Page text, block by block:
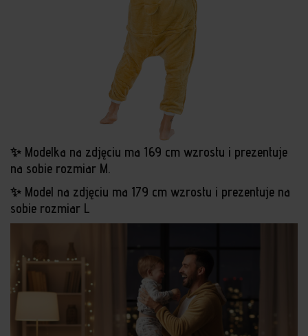
✨ Modelka na zdjęciu ma 169 cm wzrostu i prezentuje
na sobie rozmiar M.
✨ Model na zdjęciu ma 179 cm wzrostu i prezentuje na
sobie rozmiar L